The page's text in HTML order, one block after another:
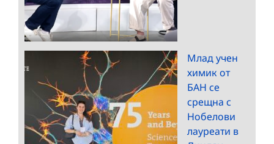
Млад учен
химик от
БАН се
срещна с
Нобелови
лауреати в